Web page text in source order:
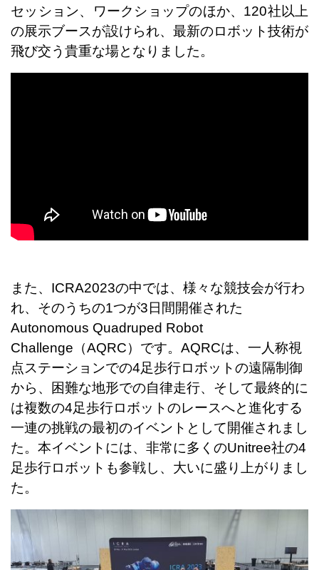
セッション、ワークショップのほか、120社以上
の展示ブースが設けられ、最新のロボット技術が
飛び交う貴重な場となりました。
また、ICRA2023の中では、様々な競技会が行わ
れ、そのうちの1つが3日間開催された
Autonomous Quadruped Robot
Challenge（AQRC）です。AQRCは、一人称視
点ステーションでの4足歩行ロボットの遠隔制御
から、困難な地形での自律走行、そして最終的に
は複数の4足歩行ロボットのレースへと進化する
一連の挑戦の最初のイベントとして開催されまし
た。本イベントには、非常に多くのUnitree社の4
足歩行ロボットも参戦し、大いに盛り上がりまし
た。